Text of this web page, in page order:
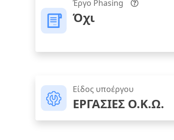
Έργο Phasing
Όχι
Είδος υποέργου
ΕΡΓΑΣΙΕΣ Ο.Κ.Ω.